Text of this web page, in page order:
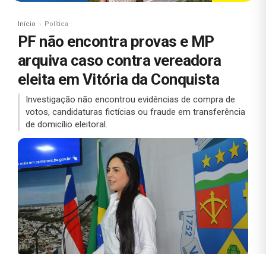
Início Política
PF não encontra provas e MP
arquiva caso contra vereadora
eleita em Vitória da Conquista
Investigação não encontrou evidências de compra de
votos, candidaturas fictícias ou fraude em transferência
de domicílio eleitoral.